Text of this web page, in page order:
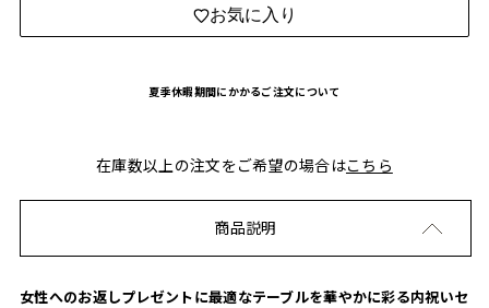
お気に入り
夏季休暇期間にかかるご注文について
在庫数以上の注文をご希望の場合はこちら
商品説明
女性へのお返しプレゼントに最適なテーブルを華やかに彩る内祝いセ